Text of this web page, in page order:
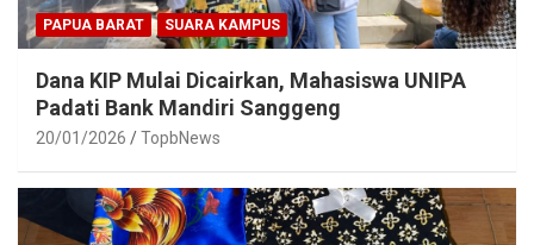
PAPUA BARAT SUARA KAMPUS
Dana KIP Mulai Dicairkan, Mahasiswa UNIPA
Padati Bank Mandiri Sanggeng
20/01/2026 TopbNews